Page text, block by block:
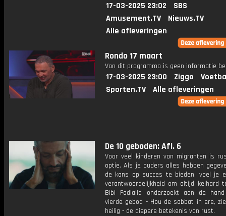
17-03-2025 23:02
SBS
Amusement.TV
Nieuws.TV
Alle afleveringen
Rondo 17 maart
Van dit programma is geen informatie
17-03-2025 23:00 Ziggo
Sporten.TV
Alle afleveringen
De 10 geboden: Afl. 6
Voor veel kinderen van migranten is
optie. Als je ouders alles hebben
de kans op succes te bieden, voel je
verantwoordelijkheid om altijd keihard
Bibi Fadlalla onderzoekt aan de
vierde gebod - Hou de sabbat in ere,
heilig - de diepere betekenis van rust.